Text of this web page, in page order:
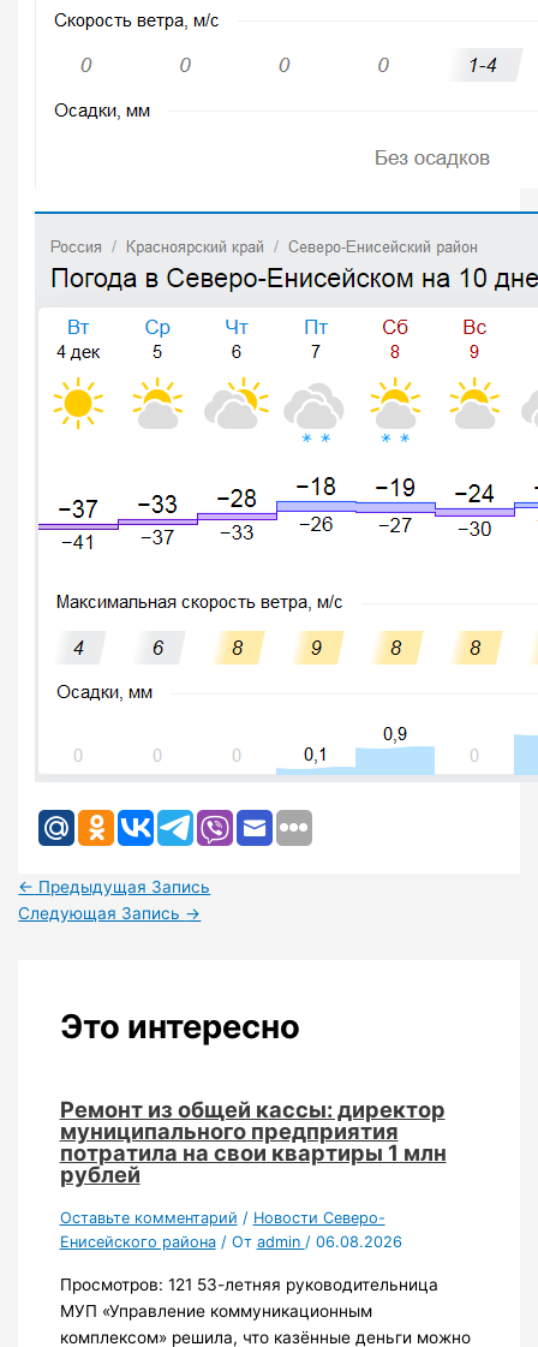
← Предыдущая Запись
Следующая Запись →
Это интересно
Ремонт из общей кассы: директор
муниципального предприятия
потратила на свои квартиры 1 млн
рублей
Оставьте комментарий / Новости Северо-
Енисейского района/ От admin / 06.08.2026
Просмотров: 121 53-летняя руководительница
МУП «Управление коммуникационным
комплексом» решила, что казённые деньги можно